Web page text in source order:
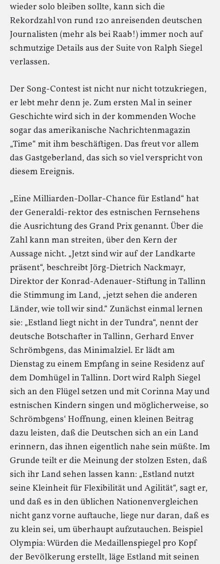
wieder solo bleiben sollte, kann sich die
Rekordzahl von rund 120 anreisenden deutschen
Journalisten (mehr als bei Raab!) immer noch auf
schmutzige Details aus der Suite von Ralph Siegel
verlassen.
Der Song-Contest ist nicht nur nicht totzukriegen,
er lebt mehr denn je. Zum ersten Mal in seiner
Geschichte wird sich in der kommenden Woche
sogar das amerikanische Nachrichtenmagazin
„Time“ mit ihm beschäftigen. Das freut vor allem
das Gastgeberland, das sich so viel verspricht von
diesem Ereignis.
„Eine Milliarden-Dollar-Chance für Estland“ hat
der Generaldi-rektor des estnischen Fernsehens
die Ausrichtung des Grand Prix genannt. Über die
Zahl kann man streiten, über den Kern der
Aussage nicht. „Jetzt sind wir auf der Landkarte
präsent“, beschreibt Jörg-Dietrich Nackmayr,
Direktor der Konrad-Adenauer-Stiftung in Tallinn
die Stimmung im Land, „jetzt sehen die anderen
Länder, wie toll wir sind.“ Zunächst einmal lernen
sie: „Estland liegt nicht in der Tundra“, nennt der
deutsche Botschafter in Tallinn, Gerhard Enver
Schrömbgens, das Minimalziel. Er lädt am
Dienstag zu einem Empfang in seine Residenz auf
dem Domhügel in Tallinn. Dort wird Ralph Siegel
sich an den Flügel setzen und mit Corinna May und
estnischen Kindern singen und möglicherweise, so
Schrömbgens‘ Hoffnung, einen kleinen Beitrag
dazu leisten, daß die Deutschen sich an ein Land
erinnern, das ihnen eigentlich nahe sein müßte. Im
Grunde teilt er die Meinung der stolzen Esten, daß
sich ihr Land sehen lassen kann: „Estland nutzt
seine Kleinheit für Flexibilität und Agilität“, sagt er,
und daß es in den üblichen Nationenvergleichen
nicht ganz vorne auftauche, liege nur daran, daß es
zu klein sei, um überhaupt aufzutauchen. Beispiel
Olympia: Würden die Medaillenspiegel pro Kopf
der Bevölkerung erstellt, läge Estland mit seinen